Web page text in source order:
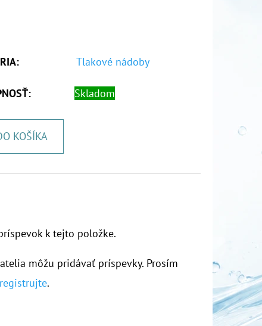
: Tlakové nádoby
Skladom
KOŠÍKA
k tejto položke.
môžu pridávať príspevky. Prosím
.